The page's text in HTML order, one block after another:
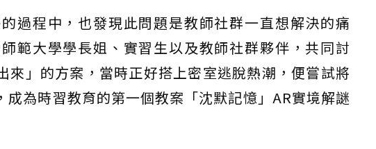
過程中，也發現此問題是教師社群一直想解決的痛
範大學學長姐、實習生以及教師社群夥伴，共同討
來」的方案，當時正好搭上密室逃脫熱潮，便嘗試將
為時習教育的第一個教案「沈默記憶」AR實境解謎